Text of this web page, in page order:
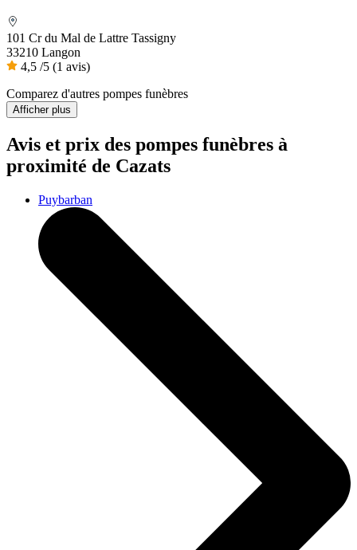
101 Cr du Mal de Lattre Tassigny
33210 Langon
4,5 /5 (1 avis)
Comparez d'autres pompes funèbres
Afficher plus
Avis et prix des pompes funèbres à
proximité de Cazats
Puybarban